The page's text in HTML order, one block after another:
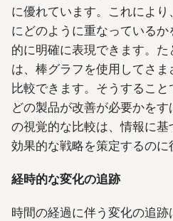
に優れています。これによ
にどのように重なっている
的に明確に表現できます。
は、棒グラフを使用してさ
比較できます。そうすること
どの製品が改善が必要かをす
の視覚的な比較は、情報に基
効果的な戦略を策定するのに
経時的な変化の追跡
時間の経過に伴う変化の追